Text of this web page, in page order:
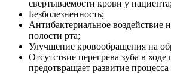
свертываемости крови у
Безболезненность;
Антибактериальное воздействие
полости рта;
Улучшение кровообращения на
Отсутствие перегрева зуба в
предотвращает развитие